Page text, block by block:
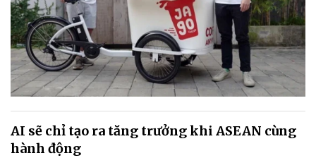
AI sẽ chỉ tạo ra tăng trưởng khi ASEAN cùng
hành động